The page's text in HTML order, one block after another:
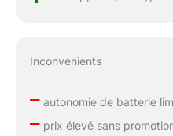
Inconvénients
–autonomie de batterie
–prix élevé sans